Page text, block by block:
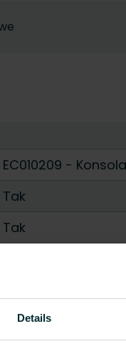
Details
EC010209 -
Tak
Tak
Końcówka